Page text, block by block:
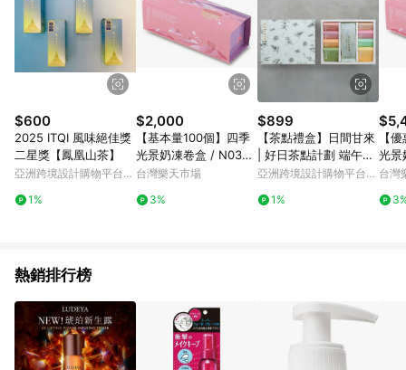
終金額進行計算。 8. 同一商品品項(即便不同尺寸規格)，皆會計
入同一筆返點上限進行計算 9. 用戶需於同一瀏覽器進行交易（若
自動跳轉 APP，請在 APP交易）。 10. 若使用不同物流或付款方
式，將拆分成不同筆訂單編號發送通知。 11. 若使用折價券折抵，
可能會有攤提折抵導致訂單金額些微落差 12. 蝦皮會將LINE的導
購跳轉紀錄與蝦皮的會員ID進行綁定，若後續七天內未透過其他
媒體來源導入蝦皮官網，則七天內於該蝦皮帳號下訂的首筆訂單
會被蝦皮認列為該LINE用戶導購跳轉時所成立之訂單。 13. 若同
一用戶使用一個以上蝦皮帳號透過LINE購物進行導購，將可能導
致無法收到導購通知，亦可能無法收到點數，再請留意。 14. 請
注意以下行為將可能導致無法取得 LINE POINTS 點數回饋資格：
使用非指定之途徑及方式完成交易，或經由蝦皮系統判斷點擊路
LINE購物訂單紀錄已呈現：「非本次前往蝦皮商店之品項，不符
合回饋資格」，則不受理此案件。 [注意事項] 1.如導購途中用戶
由網頁版(電腦版/手機版網頁)切換為 App 會造成追蹤中斷而無法
進行 LINE POINTS 回饋 2.若購買過程中關閉蝦皮APP，則需重
新透過LINE購物前往蝦皮商城，否則無法進行LINE POINTS 回
饋。 / 3.如用戶先前往蝦皮商城將商品加入購物車，後續透過
$600
2025 ITQI 風味絕佳獎
二星獎【鳳凰山茶】
亞洲跨境設計購物平台
1%
$2,000
【基本量100個】四季
光景奶凍卷盒 / N0300
3
台灣樂天市場
3%
$899
【茶點禮盒】日間甘來
| 好日茶點計劃 端午節/
企業贈禮
亞洲跨境設計購物平台
1%
【
光
3
台灣
熱銷排行榜